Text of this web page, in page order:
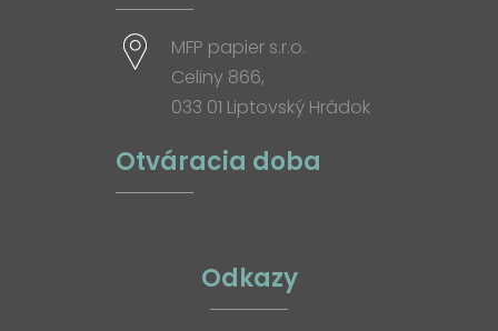
MFP papier s.r.o.
Celiny 866,
033 01 Liptovský Hrádok
Otváracia doba
Odkazy